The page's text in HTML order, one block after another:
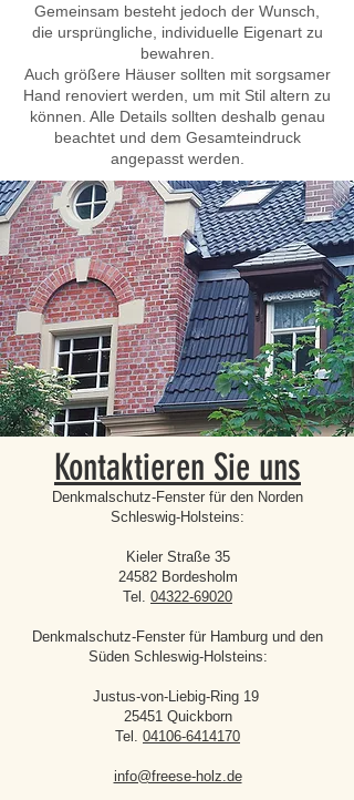
Gemeinsam besteht jedoch der Wunsch,
die ursprüngliche, individuelle Eigenart zu
bewahren.
Auch größere Häuser sollten mit sorgsamer
Hand renoviert werden, um mit Stil altern zu
können. Alle Details sollten deshalb genau
beachtet und dem Gesamteindruck
angepasst werden.
Kontaktieren Sie uns
Denkmalschutz-Fenster für den Norden
Schleswig-Holsteins:
Kieler Straße 35
24582 Bordesholm
Tel. 04322-69020
Denkmalschutz-Fenster für Hamburg und den
Süden Schleswig-Holsteins:
Justus-von-Liebig-Ring 19
25451 Quickborn
Tel. 04106-6414170
info@freese-holz.de